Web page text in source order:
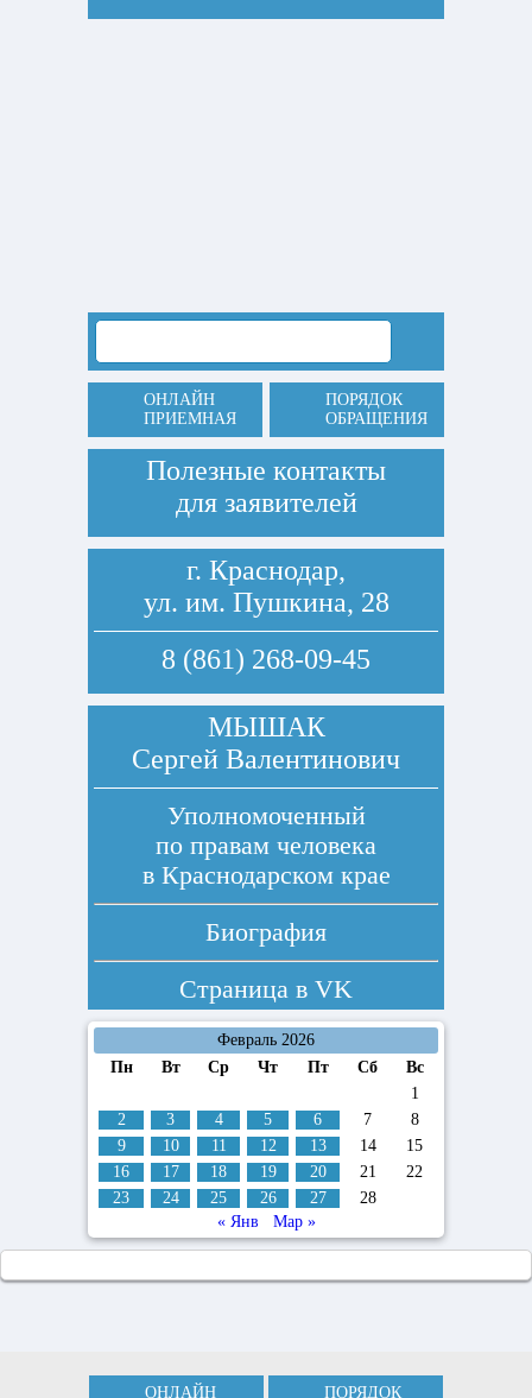
ОНЛАЙН
ПРИЕМНАЯ
ПОРЯДОК
ОБРАЩЕНИЯ
Полезные контакты
для заявителей
г. Краснодар,
ул. им. Пушкина, 28
8 (861) 268-09-45
МЫШАК
Сергей Валентинович
Уполномоченный
по правам человека
в Краснодарском крае
Биография
Страница в VK
Февраль 2026
Пн
Вт Ср Чт Пт Сб
Вс
1
2
3 4 5 6 7
8
9
10 11 12 13 14
15
16
17 18 19 20 21
22
23
24 25 26 27
28
« Янв
Мар »
ОНЛАЙН ПОРЯДОК